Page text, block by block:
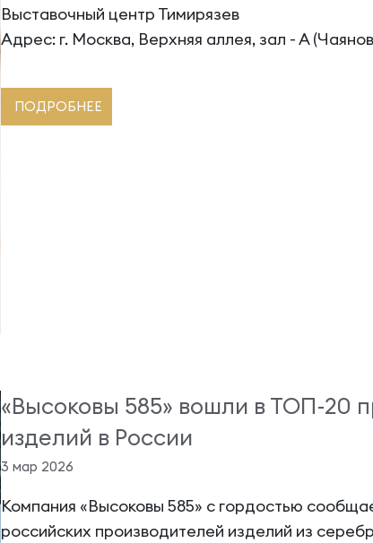
Выставочный центр Тимирязев
Адрес: г. Москва, Верхняя аллея, зал - А
ПОДРОБНЕЕ
«Высоковы 585» вошли в ТОП-20
изделий в России
3 мар 2026
Компания «Высоковы 585» с гордостью
российских производителей изделий из